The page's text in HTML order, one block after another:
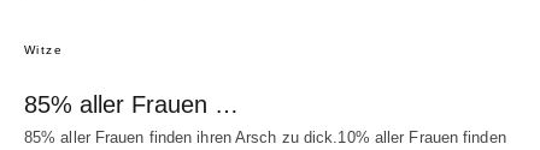
Witze
85% aller Frauen …
85% aller Frauen finden ihren Arsch zu dick.10% aller Frauen finden